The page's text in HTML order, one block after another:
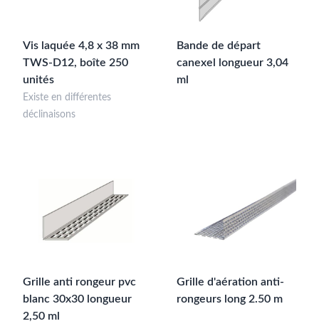
Vis laquée 4,8 x 38 mm
TWS-D12, boîte 250
unités
Existe en différentes
déclinaisons
Bande de départ
canexel longueur 3,04
ml
Grille anti rongeur pvc
blanc 30x30 longueur
2,50 ml
Grille d'aération anti-
rongeurs long 2.50 m